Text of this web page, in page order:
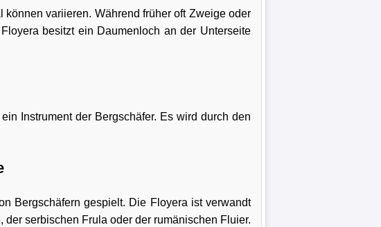
variieren. Während früher oft Zweige oder
besitzt ein Daumenloch an der Unterseite
Instrument der Bergschäfer. Es wird durch den
Bergschäfern gespielt. Die Floyera ist verwandt
serbischen Frula oder der rumänischen Fluier.